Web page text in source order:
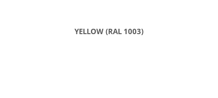
YELLOW (RAL 1003)